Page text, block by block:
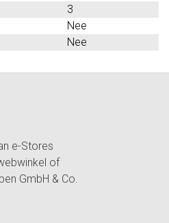
3
Nee
Nee
e-Stores
of
GmbH & Co.